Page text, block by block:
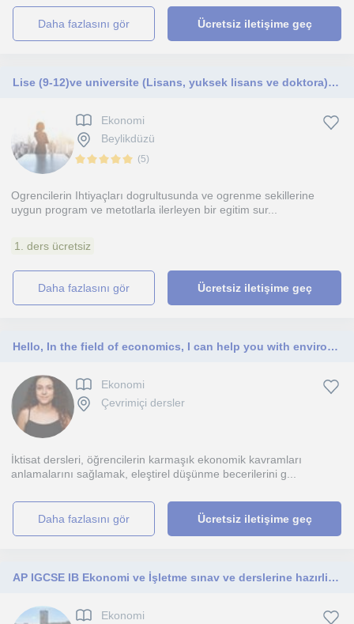
daha fazlasını gör Ücretsiz iletişime geç
Lise (9-12)ve universite (Lisans, yuksek lisans ve doktora) ogrencileri icin Iktisat dersleri
Ekonomi
Beylikdüzü
(5)
Ogrencilerin Ihtiyaçları dogrultusunda ve ogrenme sekillerine
uygun program ve metotlarla ilerleyen bir egitim sur...
1. ders ücretsiz
daha fazlasını gör Ücretsiz iletişime geç
Hello, In the field of economics, I can help you with environmental economics, econometrics, monetary policies, financial analysis
Ekonomi
Çevrimiçi dersler
İktisat dersleri, öğrencilerin karmaşık ekonomik kavramları
anlamalarını sağlamak, eleştirel düşünme becerilerini g...
daha fazlasını gör Ücretsiz iletişime geç
AP IGCSE IB Ekonomi ve İşletme sınav ve derslerine hazırlik çalışması
Ekonomi